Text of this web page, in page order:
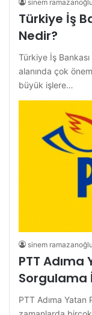
sinem ramazanoğlu
Türkiye İş
Nedir?
Türkiye İş Bankası
alanında çok
büyük işlere…
sinem ramazanoğlu
PTT Adıma
Sorgulama
PTT Adıma Yatan